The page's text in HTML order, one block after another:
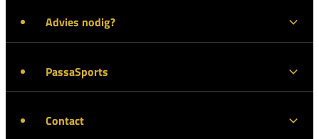
Advies nodig?
PassaSports
Contact